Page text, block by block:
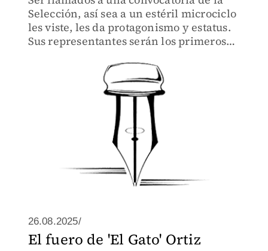
Selección, así sea a un estéril microciclo
les viste, les da protagonismo y estatus.
Sus representantes serán los primeros
26.08.2025/
El fuero de 'El Gato' Ortiz